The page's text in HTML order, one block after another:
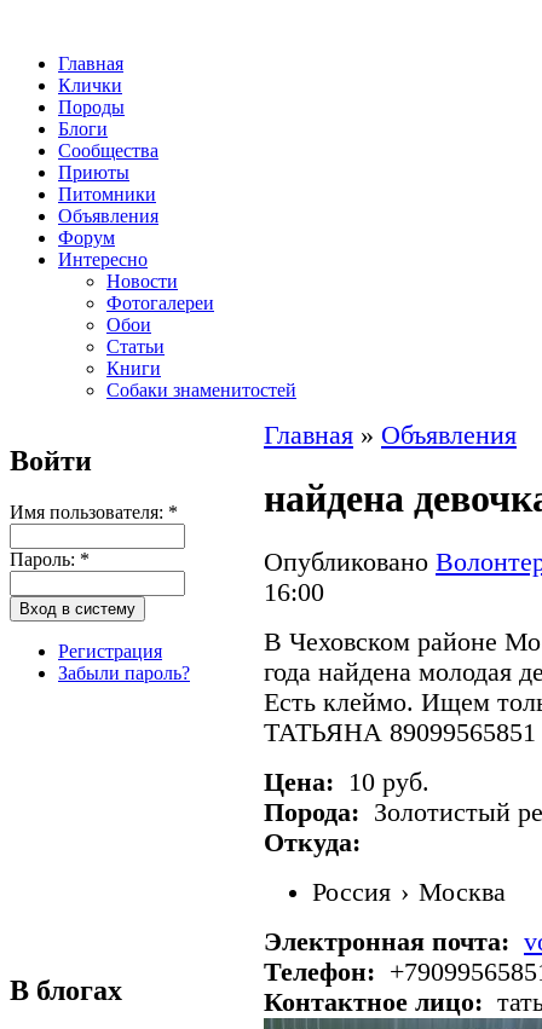
Главная
Клички
Породы
Блоги
Сообщества
Приюты
Питомники
Объявления
Форум
Интересно
Новости
Фотогалереи
Обои
Статьи
Книги
Собаки знаменитостей
Войти
Имя пользователя: *
Пароль: *
Регистрация
Забыли пароль?
В блогах
Главная » Объявления
найдена
Опубликовано
16:00
В Чеховском районе
года найдена молодая
Есть клеймо. Ищем
ТАТЬЯНА 89099565851
Цена:
10 руб.
Порода: Золотистый
Откуда:
Россия › Москва
Электронная почта:
Телефон:
Контактное лицо: